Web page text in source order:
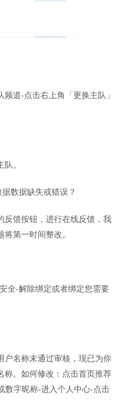
道-点击右上角「更换主队」
。
数据缺失或错误？
反馈按钮，进行在线反馈，我
第一时间整改。
全-解除绑定或者绑定您需要
户名称未通过审核，现已为你
称。如何修改：点击首页推荐
数字昵称-进入个人中心-点击